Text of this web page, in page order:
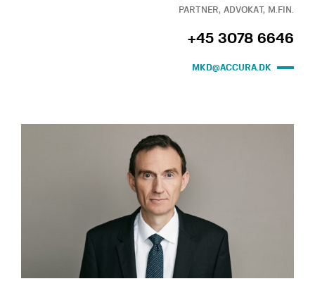
PARTNER, ADVOKAT, M.FIN.
+45 3078 6646
MKD@ACCURA.DK